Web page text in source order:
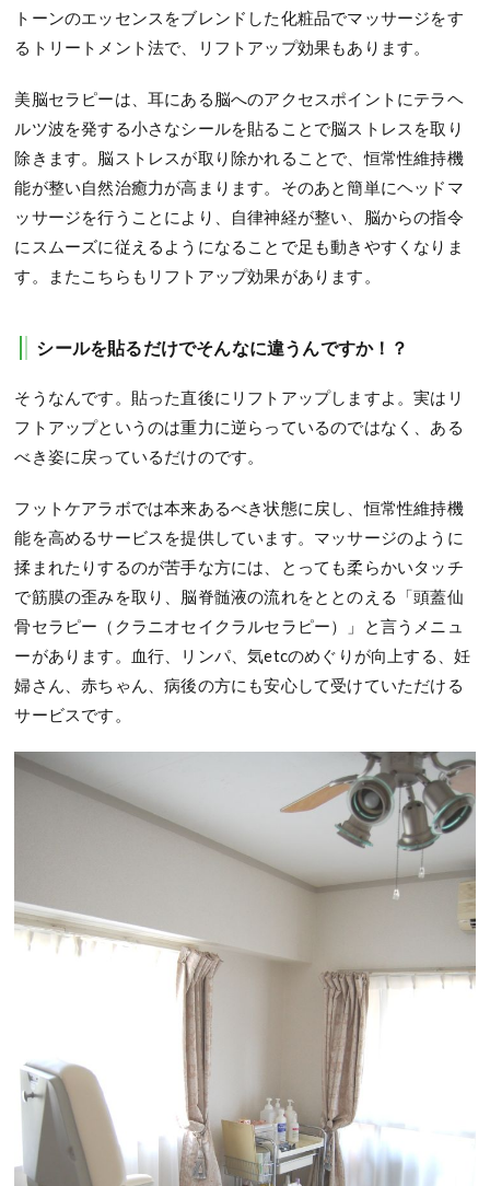
トーンのエッセンスをブレンドした化粧品でマッサージをす
るトリートメント法で、リフトアップ効果もあります。
美脳セラピーは、耳にある脳へのアクセスポイントにテラヘ
ルツ波を発する小さなシールを貼ることで脳ストレスを取り
除きます。脳ストレスが取り除かれることで、恒常性維持機
能が整い自然治癒力が高まります。そのあと簡単にヘッドマ
ッサージを行うことにより、自律神経が整い、脳からの指令
にスムーズに従えるようになることで足も動きやすくなりま
す。またこちらもリフトアップ効果があります。
シールを貼るだけでそんなに違うんですか！？
そうなんです。貼った直後にリフトアップしますよ。実はリ
フトアップというのは重力に逆らっているのではなく、ある
べき姿に戻っているだけのです。
フットケアラボでは本来あるべき状態に戻し、恒常性維持機
能を高めるサービスを提供しています。マッサージのように
揉まれたりするのが苦手な方には、とっても柔らかいタッチ
で筋膜の歪みを取り、脳脊髄液の流れをととのえる「頭蓋仙
骨セラピー（クラニオセイクラルセラピー）」と言うメニュ
ーがあります。血行、リンパ、気etcのめぐりが向上する、妊
婦さん、赤ちゃん、病後の方にも安心して受けていただける
サービスです。